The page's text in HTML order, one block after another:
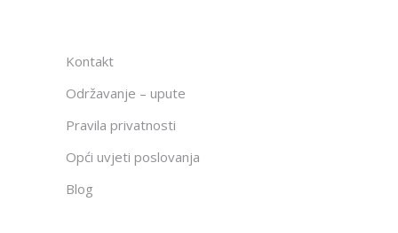
Kontakt
Održavanje – upute
Pravila privatnosti
Opći uvjeti poslovanja
Blog